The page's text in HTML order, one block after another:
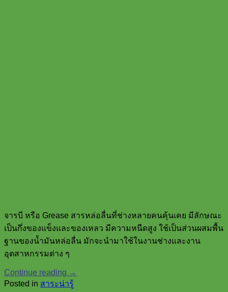
จารบี หรือ Grease สารหล่อลื่นที่ช่างหลายคนคุ้นเคย มีลักษณะ
เป็นกึ่งของแข็งและของเหลว มีความหนืดสูง ใช้เป็นส่วนผสมพื้น
ฐานของน้ำมันหล่อลื่น มักจะนำมาใช้ในงานช่างและงาน
อุตสาหกรรมต่าง ๆ
Continue reading →
Posted in สาระน่ารู้